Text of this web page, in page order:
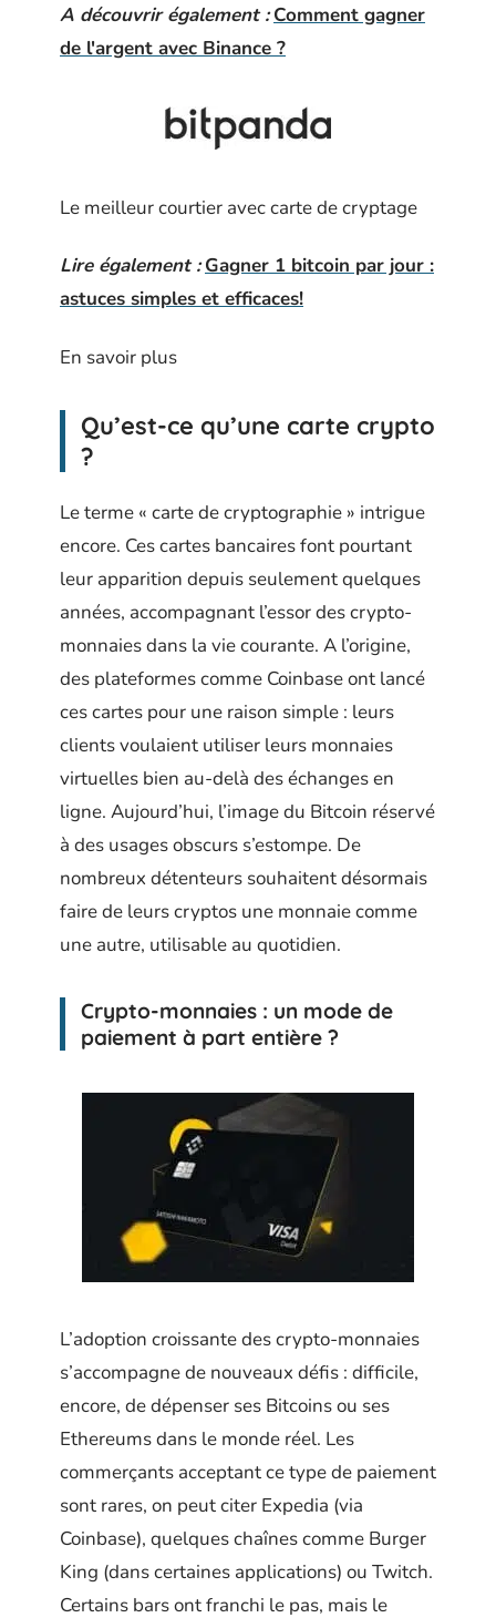
A découvrir également : Comment gagner
de l'argent avec Binance ?
Le meilleur courtier avec carte de cryptage
Lire également : Gagner 1 bitcoin par jour :
astuces simples et efficaces!
En savoir plus
Qu’est-ce qu’une carte crypto
?
Le terme « carte de cryptographie » intrigue
encore. Ces cartes bancaires font pourtant
leur apparition depuis seulement quelques
années, accompagnant l’essor des crypto-
monnaies dans la vie courante. A l’origine,
des plateformes comme Coinbase ont lancé
ces cartes pour une raison simple : leurs
clients voulaient utiliser leurs monnaies
virtuelles bien au-delà des échanges en
ligne. Aujourd’hui, l’image du Bitcoin réservé
à des usages obscurs s’estompe. De
nombreux détenteurs souhaitent désormais
faire de leurs cryptos une monnaie comme
une autre, utilisable au quotidien.
Crypto-monnaies : un mode de
paiement à part entière ?
L’adoption croissante des crypto-monnaies
s’accompagne de nouveaux défis : difficile,
encore, de dépenser ses Bitcoins ou ses
Ethereums dans le monde réel. Les
commerçants acceptant ce type de paiement
sont rares, on peut citer Expedia (via
Coinbase), quelques chaînes comme Burger
King (dans certaines applications) ou Twitch.
Certains bars ont franchi le pas, mais le